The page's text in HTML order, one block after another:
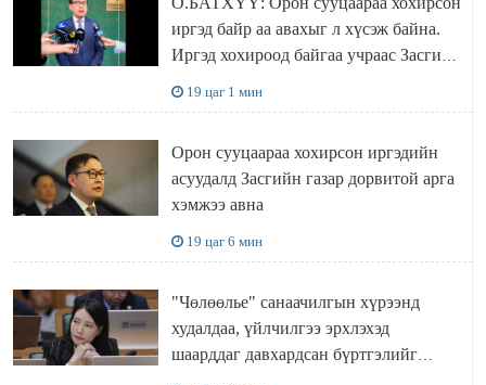
иргэд байр аа авахыг л хүсэж байна.
Иргэд хохироод байгаа учраас Засгийн
19 цаг 1 мин
Орон сууцаараа хохирсон иргэдийн
асуудалд Засгийн газар дорвитой арга
хэмжээ авна
19 цаг 6 мин
"Чөлөөлье" санаачилгын хүрээнд
худалдаа, үйлчилгээ эрхлэхэд
шаарддаг давхардсан бүртгэлийг